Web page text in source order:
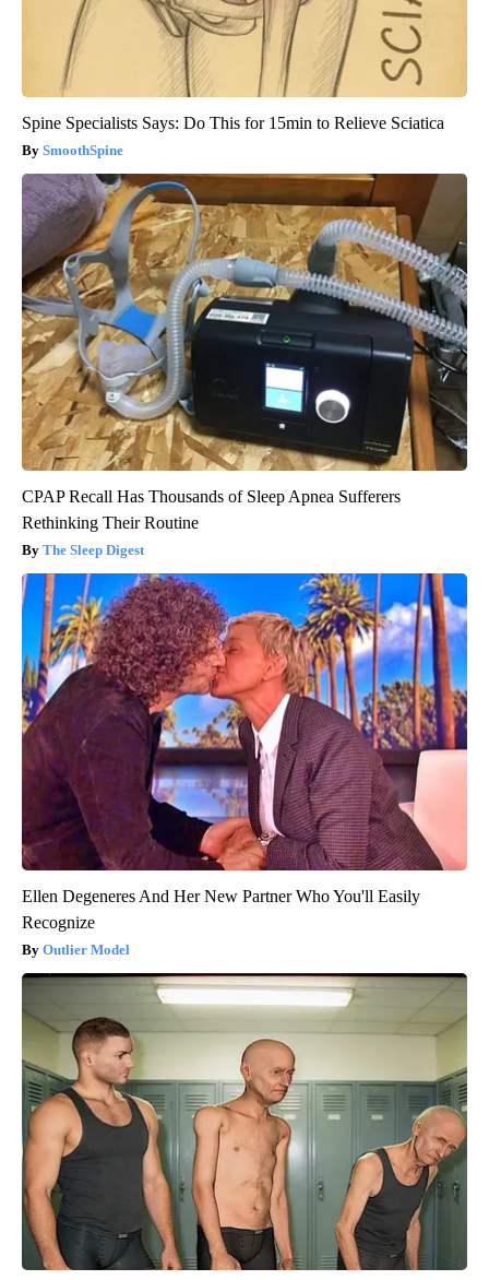
Spine Specialists Says: Do This for 15min to Relieve Sciatica
SmoothSpine
CPAP Recall Has Thousands of Sleep Apnea Sufferers
Rethinking Their Routine
The Sleep Digest
Ellen Degeneres And Her New Partner Who You'll Easily
Recognize
Outlier Model